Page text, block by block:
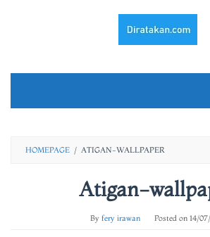
HOMEPAGE / ATIGAN-WALLPAPER
Atigan-
By fery irawan Posted on 14/